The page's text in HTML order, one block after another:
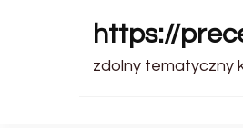
https://
zdolny tematyczny